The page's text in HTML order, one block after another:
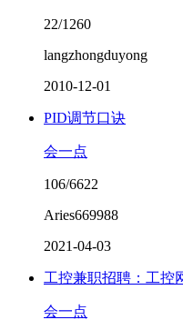
22/1260
langzhongduyong
2010-12-01
PID调节口诀
会一点
106/6622
Aries669988
2021-04-03
工控兼职招聘：工控
会一点